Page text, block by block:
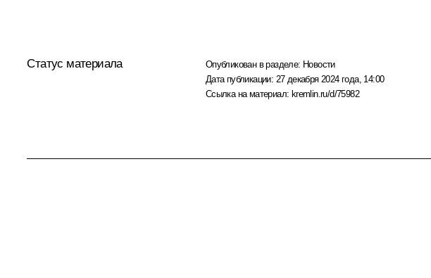
Статус материала Опубликован в разделе: Новости
Дата публикации: 27 декабря 2024 года, 14:00
Ссылка на материал: kremlin.ru/d/75982